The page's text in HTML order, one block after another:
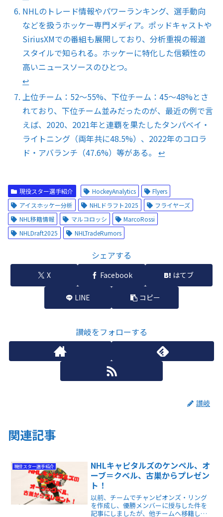
NHLのトレード情報やパワーランキング、選手動向
などを扱うホッケー専門メディア。ポッドキャストや
SiriusXMでの番組も展開しており、分析重視の報道
スタイルで知られる。ホッケーに特化した信頼性の
高いニュースソースのひとつ。
↩︎
上位チーム：52〜55%、下位チーム：45〜48%とさ
れており、下位チーム並みだったのが、最近の例で言
えば、2020、2021年と連覇を果たしたタンパベイ・
ライトニング（両年共に48.5%）、2022年のコロラ
ド・アバランチ（47.6%）等がある。↩︎
現役スター選手紹介 HockeyAnalytics
Flyers
アイスホッケー分析
NHLドラフト2025
フライヤーズ
NHL移籍情報
マルコロッシ
MarcoRossi
NHLDraft2025
NHLTradeRumors
シェアする
X Facebook はてブ
LINE コピー
讃岐をフォローする
讃岐
関連記事
現役スター選手紹介
NHLキャピタルズのケンペル、オ
ーブ＝クベル、古巣からプレゼン
ト！
以前、チームでチャンピオンズ・リング
を作成し、優勝メンバーに授与した件を
記事にしましたが、他チームへ移籍した